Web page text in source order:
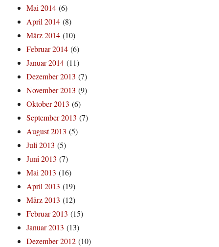
Mai 2014 (6)
April 2014 (8)
März 2014 (10)
Februar 2014 (6)
Januar 2014 (11)
Dezember 2013 (7)
November 2013 (9)
Oktober 2013 (6)
September 2013 (7)
August 2013 (5)
Juli 2013 (5)
Juni 2013 (7)
Mai 2013 (16)
April 2013 (19)
März 2013 (12)
Februar 2013 (15)
Januar 2013 (13)
Dezember 2012 (10)